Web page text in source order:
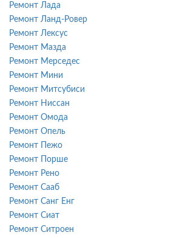
Ремонт Лада
Ремонт Ланд-Ровер
Ремонт Лексус
Ремонт Мазда
Ремонт Мерседес
Ремонт Мини
Ремонт Митсубиси
Ремонт Ниссан
Ремонт Омода
Ремонт Опель
Ремонт Пежо
Ремонт Порше
Ремонт Рено
Ремонт Сааб
Ремонт Санг Енг
Ремонт Сиат
Ремонт Ситроен